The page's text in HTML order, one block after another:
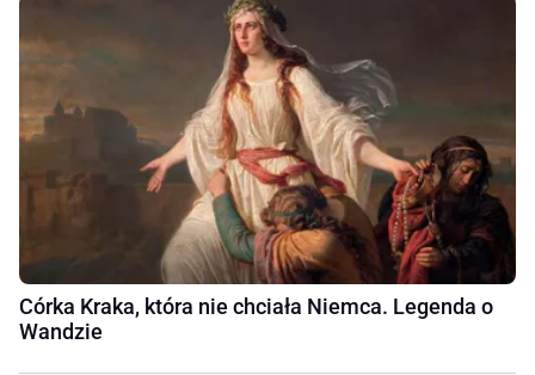
Córka Kraka, która nie chciała Niemca. Legenda o
Wandzie